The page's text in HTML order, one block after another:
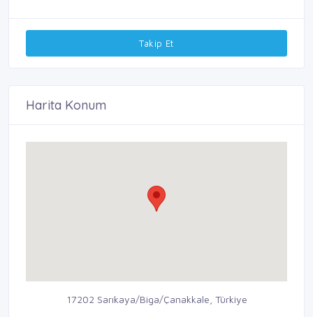
Takip Et
Harita Konum
17202 Sarıkaya/Biga/Çanakkale, Türkiye